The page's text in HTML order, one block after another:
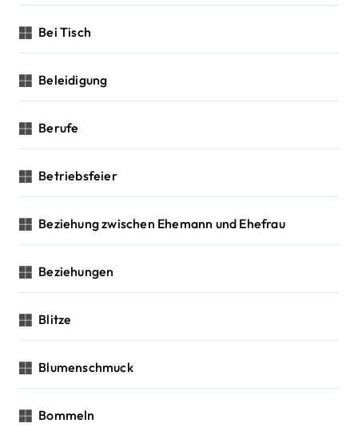
Bei Tisch
Beleidigung
Berufe
Betriebsfeier
Beziehung zwischen Ehemann und Ehefrau
Beziehungen
Blitze
Blumenschmuck
Bommeln